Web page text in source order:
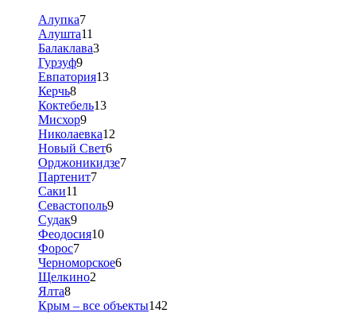
Алупка7
Алушта11
Балаклава3
Гурзуф9
Евпатория13
Керчь8
Коктебель13
Мисхор9
Николаевка12
Новый Свет6
Орджоникидзе7
Партенит7
Саки11
Севастополь9
Судак9
Феодосия10
Форос7
Черноморское6
Щелкино2
Ялта8
Крым – все объекты142